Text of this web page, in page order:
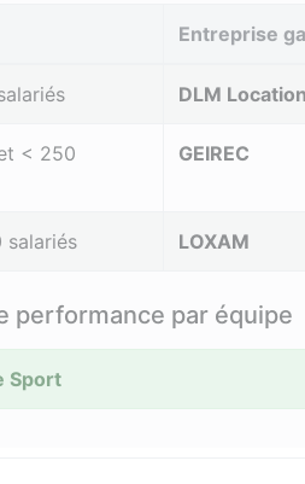
Entreprise
DLM Location
< 250
GEIREC
LOXAM
performance par équipe
Sport